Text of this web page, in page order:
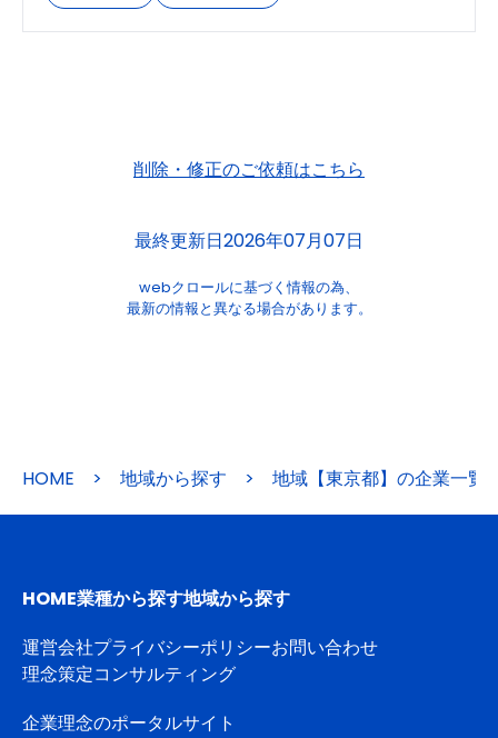
削除・修正のご依頼はこちら
最終更新日2026年07月07日
webクロールに基づく情報の為、
最新の情報と異なる場合があります。
HOME > 地域から探す > 地域【東京都】の企業一覧
HOME業種から探す地域から探す
運営会社プライバシーポリシーお問い合わせ
理念策定コンサルティング
企業理念のポータルサイト